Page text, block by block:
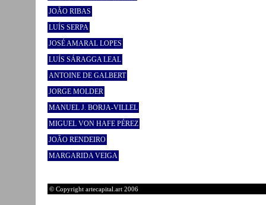
JOÃO RIBAS
LUÍS SERPA
JOSÉ AMARAL LOPES
LUÍS SÁRAGGA LEAL
ANTOINE DE GALBERT
JORGE MOLDER
MANUEL J. BORJA-VILLEL
MIGUEL VON HAFE PÉREZ
JOÃO RENDEIRO
MARGARIDA VEIGA
© Copyright artecapital.art 2006